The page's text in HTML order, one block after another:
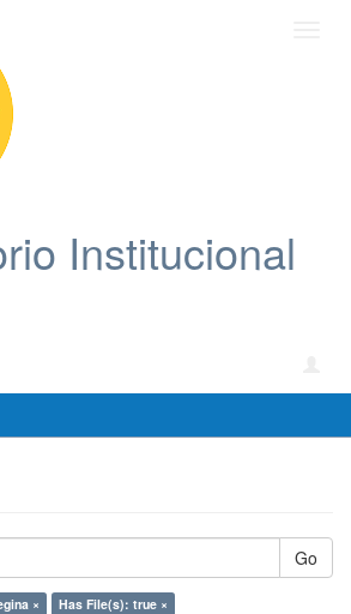
Institucional
Go
×
Has File(s): true ×